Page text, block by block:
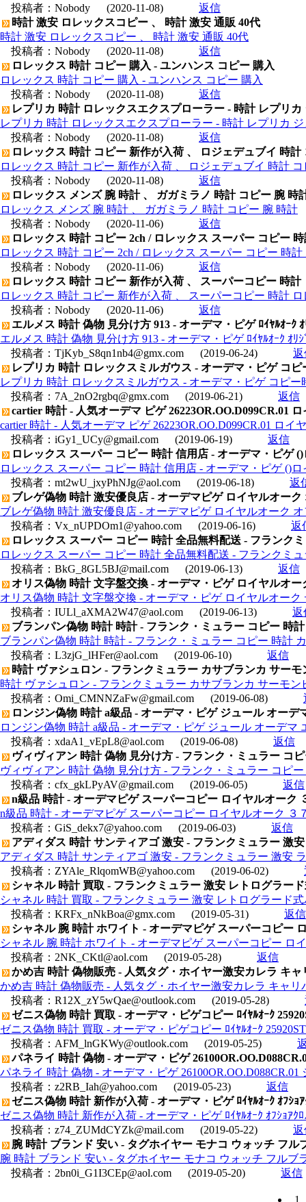
投稿者： Nobody (2020-11-08)
返信
時計 激安 ロレックスコピー 、 時計 激安 通販 40代
時計 激安 ロレックスコピー 、 時計 激安 通販 40代
投稿者： Nobody (2020-11-08)
返信
ロレックス 時計 コピー 購入 - ユンハンス コピー 購入
ロレックス 時計 コピー 購入 - ユンハンス コピー 購入
投稿者： Nobody (2020-11-08)
返信
レプリカ 時計 ロレックスエクスプローラー - 時計 レプリカ
レプリカ 時計 ロレックスエクスプローラー - 時計 レプリカ
投稿者： Nobody (2020-11-08)
返信
ロレックス 時計 コピー 新作が入荷 、 ロジェデュブイ 時計
ロレックス 時計 コピー 新作が入荷 、 ロジェデュブイ 時計
投稿者： Nobody (2020-11-08)
返信
ロレックス メンズ 腕 時計 、 ガガミラノ 時計 コピー 腕 時
ロレックス メンズ 腕 時計 、 ガガミラノ 時計 コピー 腕 時計
投稿者： Nobody (2020-11-06)
返信
ロレックス 時計 コピー 2ch / ロレックス スーパー コピー
ロレックス 時計 コピー 2ch / ロレックス スーパー コピー 時計
投稿者： Nobody (2020-11-06)
返信
ロレックス 時計 コピー 新作が入荷 、 スーパーコピー 時
ロレックス 時計 コピー 新作が入荷 、 スーパーコピー 時計
投稿者： Nobody (2020-11-06)
返信
エルメス 時計 偽物 見分け方 913 - オーデマ・ピゲ ﾛｲﾔﾙｵｰｸ
エルメス 時計 偽物 見分け方 913 - オーデマ・ピゲ ﾛｲﾔﾙｵｰｸ ｵﾘｼ
投稿者： TjKyb_S8qn1nb4@gmx.com (2019-06-24)
返
レプリカ 時計 ロレックスミルガウス - オーデマ・ピゲ コ
レプリカ 時計 ロレックスミルガウス - オーデマ・ピゲ コピ
投稿者： 7A_2nO2rgbq@gmx.com (2019-06-21)
返信
cartier 時計 - 人気オーデマ ピゲ 26223OR.OO.D099CR.01
cartier 時計 - 人気オーデマ ピゲ 26223OR.OO.D099CR.01 ロ
投稿者： iGy1_UCy@gmail.com (2019-06-19)
返信
ロレックス スーパー コピー 時計 信用店 - オーデマ・ピゲ
ロレックス スーパー コピー 時計 信用店 - オーデマ・ピゲ ()
投稿者： mt2wU_jxyPhNJg@aol.com (2019-06-18)
返
ブレゲ偽物 時計 激安優良店 - オーデマピゲ ロイヤルオーク
ブレゲ偽物 時計 激安優良店 - オーデマピゲ ロイヤルオーク
投稿者： Vx_nUPDOm1@yahoo.com (2019-06-16)
返
ロレックス スーパー コピー 時計 全品無料配送 - フランク
ロレックス スーパー コピー 時計 全品無料配送 - フランクミ
投稿者： BkG_8GL5BJ@mail.com (2019-06-13)
返信
オリス偽物 時計 文字盤交換 - オーデマ・ピゲ ロイヤルオ
オリス偽物 時計 文字盤交換 - オーデマ・ピゲ ロイヤルオー
投稿者： IULl_aXMA2W47@aol.com (2019-06-13)
返
ブランパン偽物 時計 時計 - フランク・ミュラー コピー 時
ブランパン偽物 時計 時計 - フランク・ミュラー コピー 時計
投稿者： L3zjG_lHFer@aol.com (2019-06-10)
返信
時計 ヴァシュロン - フランクミュラー カサブランカ サーモ
時計 ヴァシュロン - フランクミュラー カサブランカ サーモン
投稿者： Omi_CMNNZaFw@gmail.com (2019-06-08)
ロンジン偽物 時計 a級品 - オーデマ・ピゲ ジュール オーデ
ロンジン偽物 時計 a級品 - オーデマ・ピゲ ジュール オーデマ
投稿者： xdaA1_vEpL8@aol.com (2019-06-08)
返信
ヴィヴィアン 時計 偽物 見分け方 - フランク・ミュラー
ヴィヴィアン 時計 偽物 見分け方 - フランク・ミュラー コピ
投稿者： cfx_gkLPyAV@gmail.com (2019-06-05)
返信
n級品 時計 - オーデマピゲ スーパーコピー ロイヤルオーク
n級品 時計 - オーデマピゲ スーパーコピー ロイヤルオーク ３
投稿者： GiS_dekx7@yahoo.com (2019-06-03)
返信
アディダス 時計 サンティアゴ 激安 - フランクミュラー 激
アディダス 時計 サンティアゴ 激安 - フランクミュラー 激安
投稿者： ZYAle_RlqomWB@yahoo.com (2019-06-02)
シャネル 時計 買取 - フランクミュラー 激安 レトログラー
シャネル 時計 買取 - フランクミュラー 激安 レトログラード
投稿者： KRFx_nNkBoa@gmx.com (2019-05-31)
返信
シャネル 腕 時計 ホワイト - オーデマピゲ スーパーコピー
シャネル 腕 時計 ホワイト - オーデマピゲ スーパーコピー ロ
投稿者： 2NK_CKtl@aol.com (2019-05-28)
返信
かめ吉 時計 偽物販売 - 人気タグ・ホイヤー激安カレラ キ
かめ吉 時計 偽物販売 - 人気タグ・ホイヤー激安カレラ キャリ
投稿者： R12X_zY5wQae@outlook.com (2019-05-28)
ゼニス偽物 時計 買取 - オーデマ・ピゲコピー ﾛｲﾔﾙｵｰｸ
ゼニス偽物 時計 買取 - オーデマ・ピゲコピー ﾛｲﾔﾙｵｰｸ
投稿者： AFM_lnGKWy@outlook.com (2019-05-25)
パネライ 時計 偽物 - オーデマ・ピゲ
パネライ 時計 偽物 - オーデマ・ピゲ
投稿者： z2RB_Iah@yahoo.com (2019-05-23)
返信
ゼニス偽物 時計 新作が入荷 - オーデマ・ピゲ ﾛｲﾔﾙｵｰｸ ｵﾌｼｮ
ゼニス偽物 時計 新作が入荷 - オーデマ・ピゲ ﾛｲﾔﾙｵｰｸ ｵﾌｼｮｱｸ
投稿者： z74_ZUMdCYZk@mail.com (2019-05-22)
返
腕 時計 ブランド 安い - タグホイヤー モナコ ウォッチ フル
腕 時計 ブランド 安い - タグホイヤー モナコ ウォッチ フルブ
投稿者： 2bn0i_G1I3CEp@aol.com (2019-05-20) 返信
1